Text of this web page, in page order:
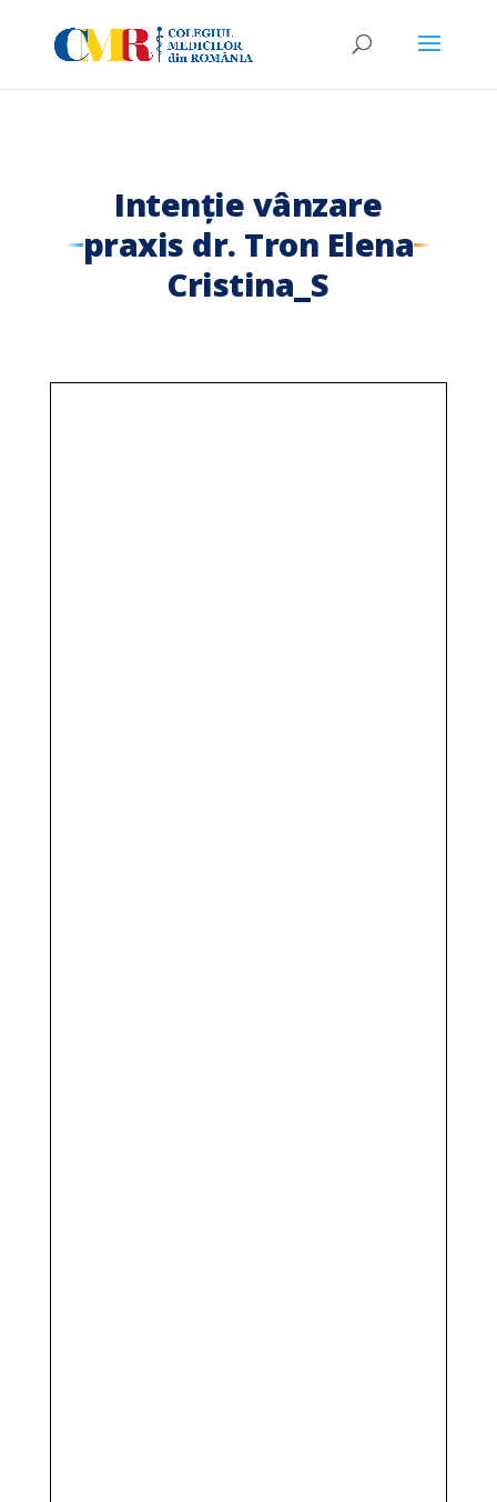
Intenție vânzare
praxis dr. Tron Elena
Cristina_S